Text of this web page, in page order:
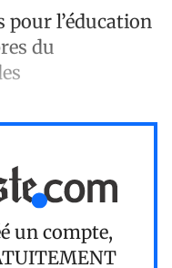
pour l’éducation
du
un compte,